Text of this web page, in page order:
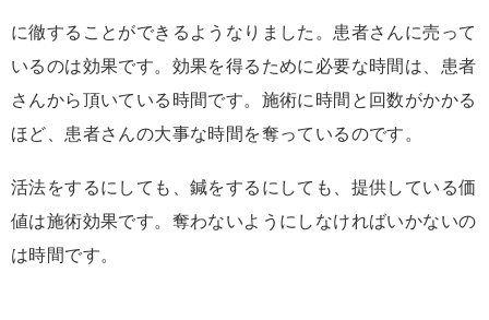
に徹することができるようなりました。患者さんに売って
いるのは効果です。効果を得るために必要な時間は、患者
さんから頂いている時間です。施術に時間と回数がかかる
ほど、患者さんの大事な時間を奪っているのです。
活法をするにしても、鍼をするにしても、提供している価
値は施術効果です。奪わないようにしなければいかないの
は時間です。